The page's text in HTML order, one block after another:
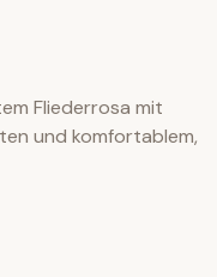
Fliederrosa mit
und komfortablem,